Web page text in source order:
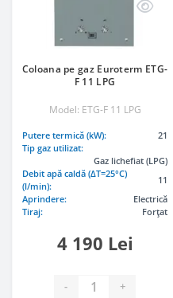
Coloana pe gaz Euroterm ETG-
F 11 LPG
Model: ETG-F 11 LPG
Putere termică (kW):
21
Tip gaz utilizat:
Gaz lichefiat (LPG)
Debit apă caldă (ΔT=25°C)
(l/min):
11
Aprindere:
Electrică
Tiraj:
Forțat
4 190 Lei
- +